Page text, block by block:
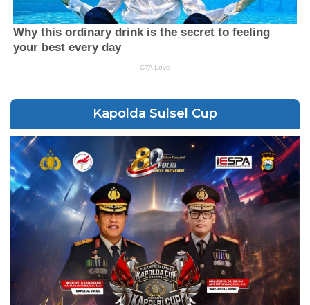
Kapolda Sulsel Cup